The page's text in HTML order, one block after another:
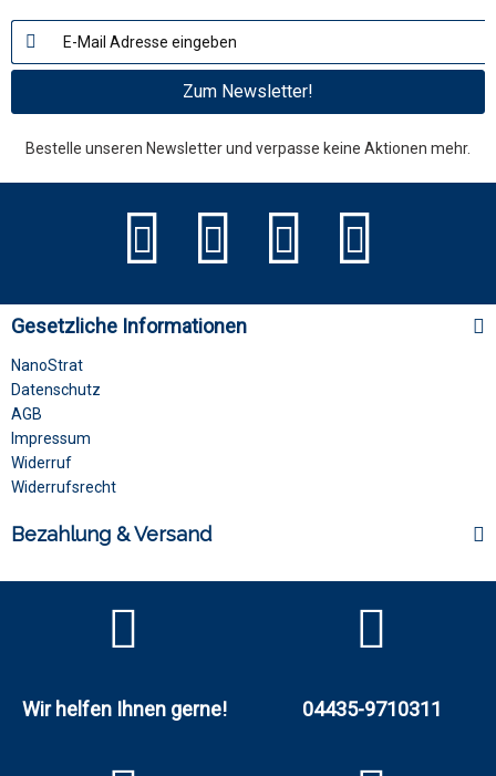
Zum Newsletter!
Bestelle unseren Newsletter und verpasse keine Aktionen mehr.
Gesetzliche Informationen
NanoStrat
Datenschutz
AGB
Impressum
Widerruf
Widerrufsrecht
Bezahlung & Versand
Wir helfen Ihnen gerne! 04435-9710311